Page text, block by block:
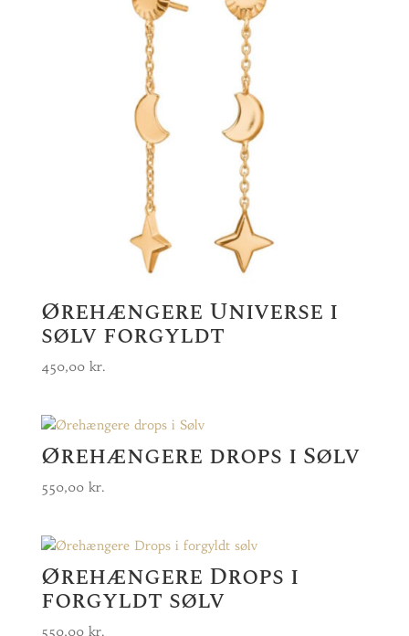
Ørehængere Universe i
sølv forgyldt
450,00 kr.
Ørehængere drops i Sølv
550,00 kr.
Ørehængere Drops i
forgyldt sølv
550,00 kr.